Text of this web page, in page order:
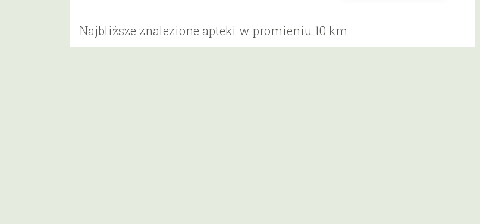
Najbliższe znalezione apteki w promieniu 10 km